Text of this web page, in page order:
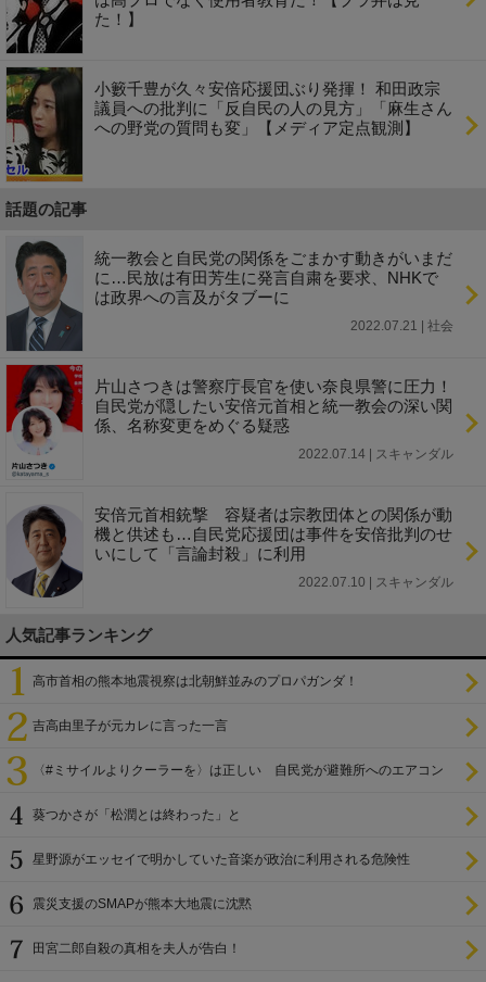
た！】
小籔千豊が久々安倍応援団ぶり発揮！ 和田政宗
議員への批判に「反自民の人の見方」「麻生さん
への野党の質問も変」【メディア定点観測】
話題の記事
統一教会と自民党の関係をごまかす動きがいまだ
に…民放は有田芳生に発言自粛を要求、NHKで
は政界への言及がタブーに
2022.07.21 | 社会
片山さつきは警察庁長官を使い奈良県警に圧力！
自民党が隠したい安倍元首相と統一教会の深い関
係、名称変更をめぐる疑惑
2022.07.14 | スキャンダル
安倍元首相銃撃 容疑者は宗教団体との関係が動
機と供述も…自民党応援団は事件を安倍批判のせ
いにして「言論封殺」に利用
2022.07.10 | スキャンダル
人気記事ランキング
高市首相の熊本地震視察は北朝鮮並みのプロパガンダ！
吉高由里子が元カレに言った一言
〈#ミサイルよりクーラーを〉は正しい 自民党が避難所へのエアコン
葵つかさが「松潤とは終わった」と
星野源がエッセイで明かしていた音楽が政治に利用される危険性
震災支援のSMAPが熊本大地震に沈黙
田宮二郎自殺の真相を夫人が告白！